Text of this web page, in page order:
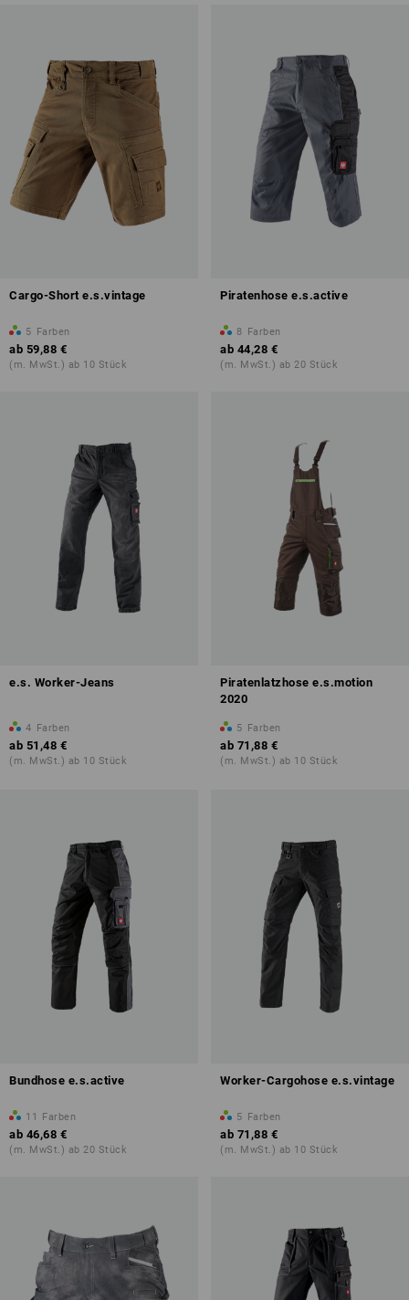
Cargo-Short e.s.vintage
5 Farben
ab 59,88 €
(m. MwSt.) ab 10 Stück
Piratenhose e.s.active
8 Farben
ab 44,28 €
(m. MwSt.) ab 20 Stück
e.s. Worker-Jeans
4 Farben
ab 51,48 €
(m. MwSt.) ab 10 Stück
Piratenlatzhose e.s.motion
2020
5 Farben
ab 71,88 €
(m. MwSt.) ab 10 Stück
Bundhose e.s.active
11 Farben
ab 46,68 €
(m. MwSt.) ab 20 Stück
Worker-Cargohose e.s.vintage
5 Farben
ab 71,88 €
(m. MwSt.) ab 10 Stück